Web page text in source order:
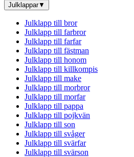
Julklappar▼
Julklapp till bror
Julklapp till farbror
Julklapp till farfar
Julklapp till fästman
Julklapp till honom
Julklapp till killkompis
Julklapp till make
Julklapp till morbror
Julklapp till morfar
Julklapp till pappa
Julklapp till pojkvän
Julklapp till son
Julklapp till svåger
Julklapp till svärfar
Julklapp till svärson